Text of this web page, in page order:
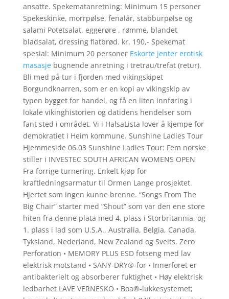
ansatte. Spekematanretning: Minimum 15 personer
Spekeskinke, morrpølse, fenalår, stabburpølse og
salami Potetsalat, eggerøre , rømme, blandet
bladsalat, dressing flatbrød. kr. 190,- Spekemat
spesial: Minimum 20 personer Eskorte jenter erotisk
masasjebugnende anretning i tretrau/trefat (retur).
Bli med på tur i fjorden med vikingskipet
Borgundknarren, som er en kopi av vikingskip av
typen bygget for handel, og få en liten innføring i
lokale vikinghistorien og datidens hendelser som
fant sted i området. Vi i HalsaLista lover å kjempe for
demokratiet i Heim kommune. Sunshine Ladies Tour
Hjemmeside 06.03 Sunshine Ladies Tour: Fem norske
stiller i INVESTEC SOUTH AFRICAN WOMENS OPEN
Fra forrige turnering. Enkelt kjøp for
kraftledningsarmatur til Ormen Lange prosjektet.
Hjertet som ingen kunne brenne. “Songs From The
Big Chair” starter med “Shout” som var den ene store
hiten fra denne plata med 4. plass i Storbritannia, og
1. plass i lad som U.S.A., Australia, Belgia, Canada,
Tyksland, Nederland, New Zealand og Sveits. Zero
Perforation • MEMORY PLUS ESD fotseng med lav
elektrisk motstand • SANY-DRY®-for • Innerforet er
antibakterielt og absorberer fuktighet • Høy elektrisk
ledbarhet LAVE VERNESKO • Boa®-lukkesystemet;